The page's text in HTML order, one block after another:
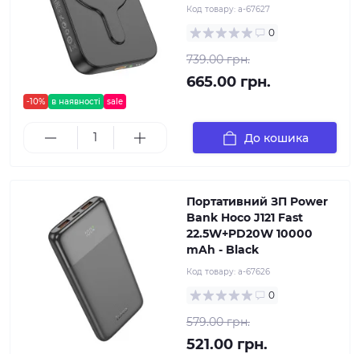
-10% в наявності sale
Код товару: a-67627
0
739.00 грн.
665.00 грн.
До кошика
Портативний ЗП Power
Bank Hoco J121 Fast
22.5W+PD20W 10000
mAh - Black
Код товару: a-67626
0
579.00 грн.
521.00 грн.